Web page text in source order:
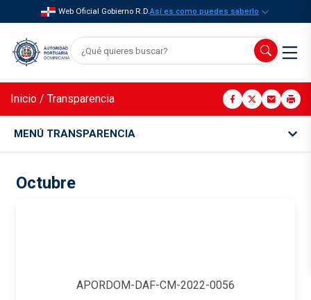
Web Oficial Gobierno R.D.Así es como puedes saberlo
Inicio / Transparencia
MENÚ TRANSPARENCIA
Octubre
APORDOM-DAF-CM-2022-0056